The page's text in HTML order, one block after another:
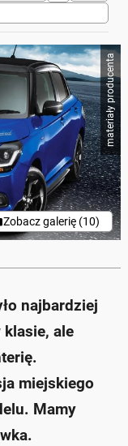
rynek japoński,
maksymalnym
ale nie są
splitter, progi
w czarnym
sportową wersją
Czat z AI
materiały producenta
Zobacz galerię (10)
najbardziej
ale
miejskiego
Mamy